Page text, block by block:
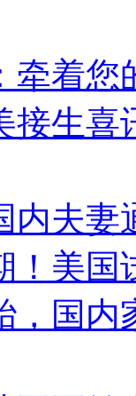
牵着您
接生喜
内夫
！美国
，国内